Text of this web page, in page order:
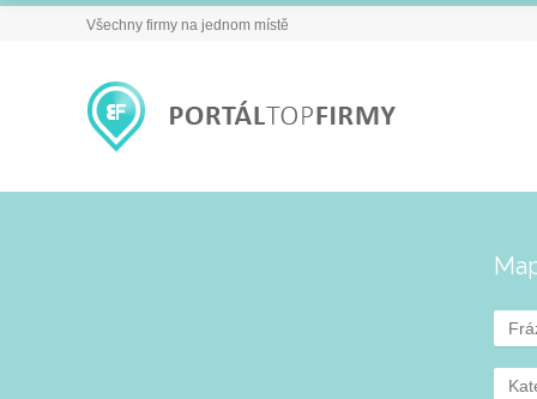
Všechny firmy na jednom místě